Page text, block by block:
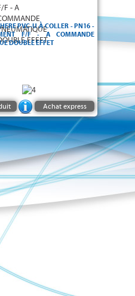
PVC-U À COLLER - PN16 -
F/F - A COMMANDE
DOUBLE EFFET
Achat express
• Température 0 °C / + 60 °C